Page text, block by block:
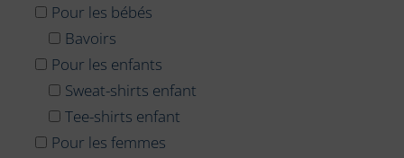
Pour les bébés
Bavoirs
Pour les enfants
Sweat-shirts enfant
Tee-shirts enfant
Pour les femmes